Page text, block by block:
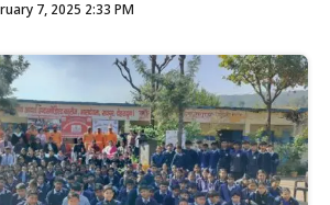
7, 2025 2:33 PM